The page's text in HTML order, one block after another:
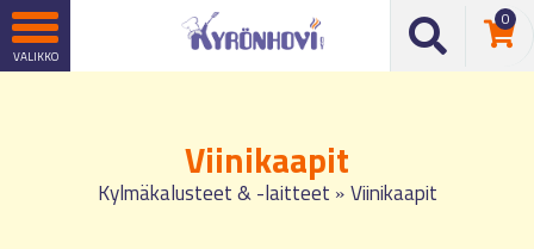
0
Viinikaapit
Kylmäkalusteet & -laitteet » Viinikaapit